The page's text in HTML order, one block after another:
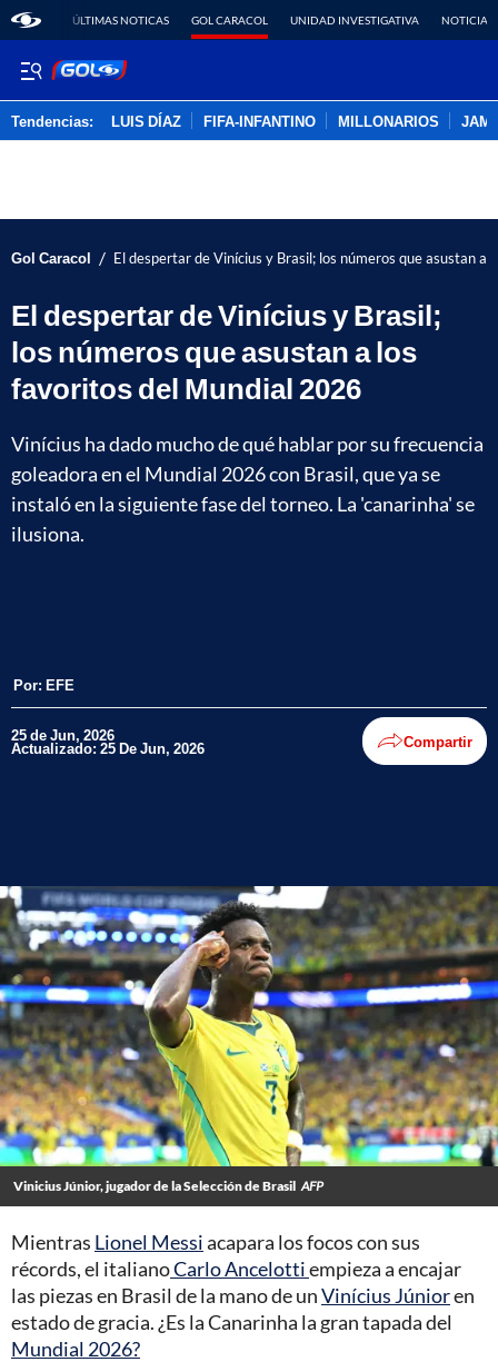
ÚLTIMAS NOTICAS GOL CARACOL UNIDAD INVESTIGATIVA NOTICIAS
Tendencias: LUIS DÍAZ FIFA-INFANTINO MILLONARIOS
Gol Caracol / El despertar de Vinícius y Brasil; los números que asustan
El despertar de Vinícius y Brasil;
los números que asustan a los
favoritos del Mundial 2026
Vinícius ha dado mucho de qué hablar por su frecuencia
goleadora en el Mundial 2026 con Brasil, que ya se
instaló en la siguiente fase del torneo. La 'canarinha' se
ilusiona.
Por: EFE
25 de Jun, 2026
Actualizado: 25 De Jun, 2026 Compartir
Vinicius Júnior, jugador de la Selección de Brasil AFP
Mientras Lionel Messiacapara los focos con sus
récords, el italianoCarlo Ancelottiempieza a encajar
las piezas en Brasil de la mano de unVinícius Júnioren
estado de gracia. ¿Es la Canarinha la gran tapada del
Mundial 2026?